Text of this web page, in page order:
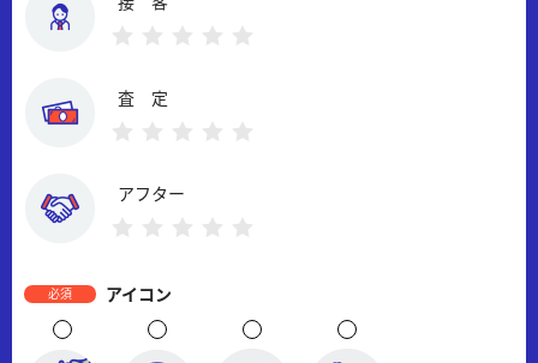
査 定
アフター
必須 アイコン